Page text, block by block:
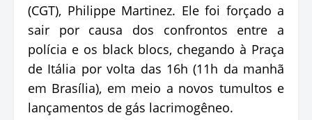
(CGT), Philippe Martinez. Ele foi forçado a
sair por causa dos confrontos entre a
polícia e os black blocs, chegando à Praça
de Itália por volta das 16h (11h da manhã
em Brasília), em meio a novos tumultos e
lançamentos de gás lacrimogêneo.